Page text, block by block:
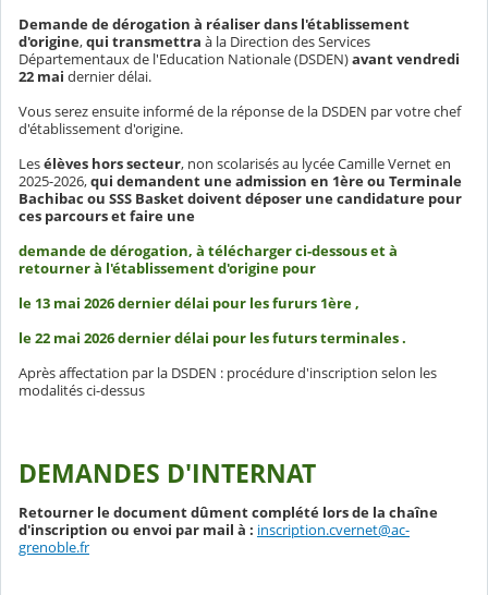
Demande de dérogation à réaliser dans l'établissement
d'origine,qui transmettra à la Direction des Services
Départementaux de l'Education Nationale (DSDEN)avant vendredi
22 mai dernier délai.
Vous serez ensuite informé de la réponse de la DSDEN par votre chef
d'établissement d'origine.
Lesélèves hors secteur, non scolarisés au lycée Camille Vernet en
2025-2026,qui demandent une admission en 1ère ou Terminale
Bachibac ou SSS Basket doivent déposer une candidature pour
ces parcours et faire une
demande de dérogation, à télécharger ci-dessous et à
retourner à l'établissement d'origine pour
le 13 mai 2026 dernier délai pour les fururs 1ère ,
le 22 mai 2026 dernier délai pour les futurs terminales .
Après affectation par la DSDEN : procédure d'inscription selon les
modalités ci-dessus
DEMANDES D'INTERNAT
Retourner le document dûment complété lors de la chaîne
d'inscription ou envoi par mail à : inscription.cvernet@ac-
grenoble.fr